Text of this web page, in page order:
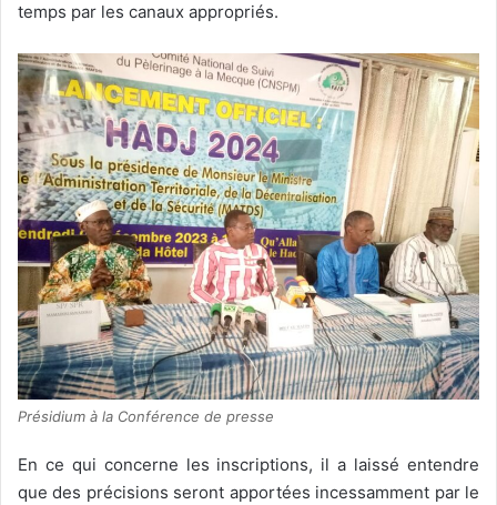
temps par les canaux appropriés.
Présidium à la Conférence de presse
En ce qui concerne les inscriptions, il a laissé entendre
que des précisions seront apportées incessamment par le